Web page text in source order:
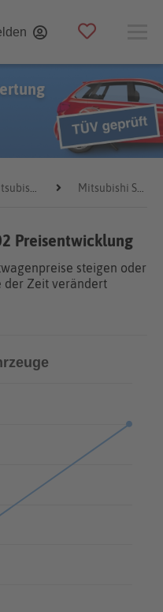
Space Star Mitsubishi Space Star 2002
Preisentwicklung
steigen oder
der Zeit verändert